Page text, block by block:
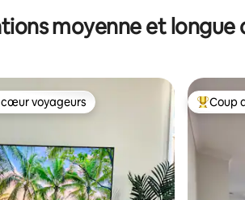
moyenne et longue
cœur voyageurs
voyageurs Coups
Coup